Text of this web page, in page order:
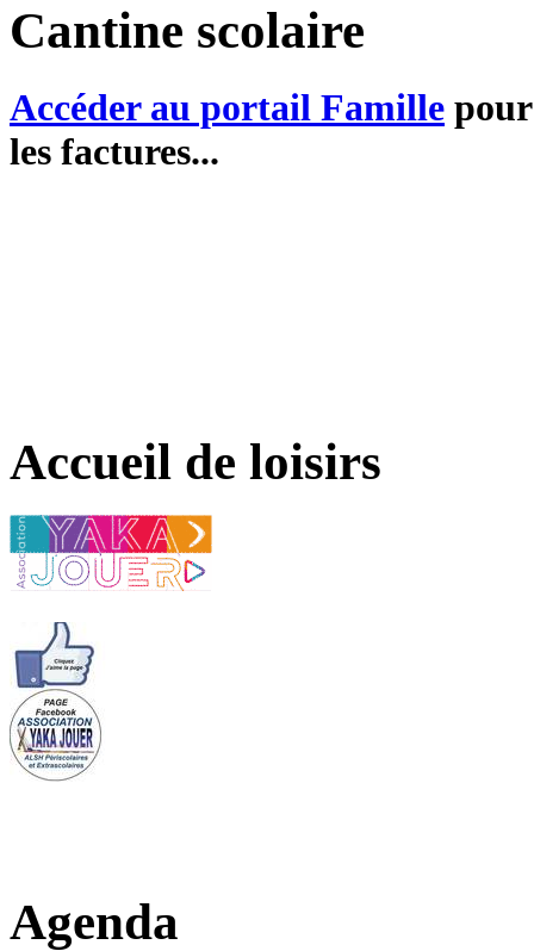
Cantine scolaire
Accéder au portail Famille
les factures...
Accueil de loisirs
Agenda